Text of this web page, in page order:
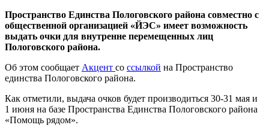
Пространство Единства Пологовского района совместно с
общественной организацией «ЙЭС» имеет возможность
выдать очки для внутренне перемещенных лиц
Пологовского района.
Об этом сообщает Акцент со ссылкой на Пространство
единства Пологовского района.
Как отметили, выдача очков будет производиться 30-31 мая и
1 июня на базе Пространства Единства Пологовского района
«Помощь рядом».